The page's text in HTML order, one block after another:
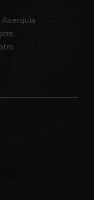
Axerquía